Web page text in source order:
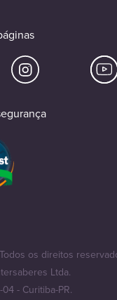
os direitos
Ltda.
- Curitiba-PR.